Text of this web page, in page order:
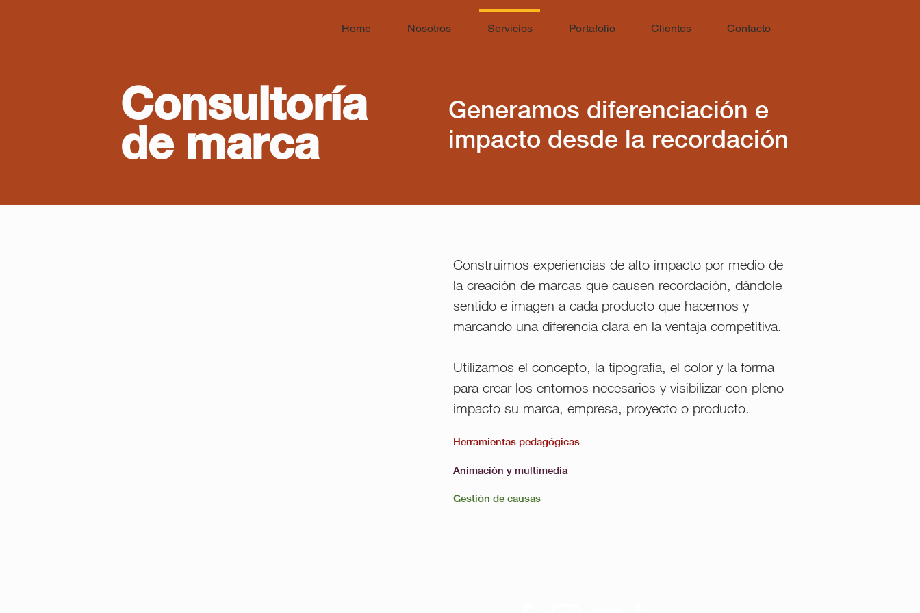
Home Nosotros Servicios Portafolio Clientes Contacto
Consultoría
de marca
Generamos diferenciación e
impacto desde la recordación
Construimos experiencias de alto impacto por medio de
la creación de marcas que causen recordación, dándole
sentido e imagen a cada producto que hacemos y
marcando una diferencia clara en la ventaja competitiva.
Utilizamos el concepto, la tipografía, el color y la forma
para crear los entornos necesarios y visibilizar con pleno
impacto su marca, empresa, proyecto o producto.
Herramientas pedagógicas
Animación y multimedia
Gestión de causas